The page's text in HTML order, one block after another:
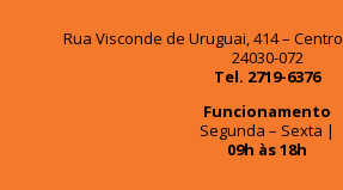
Rua Visconde de Uruguai, 414 – Centro
24030-072
Tel. 2719-6376
Funcionamento
Segunda – Sexta |
09h às 18h